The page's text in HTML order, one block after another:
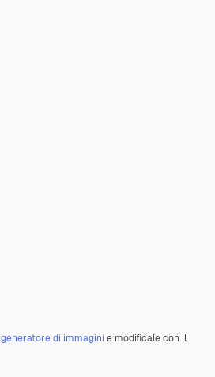
generatore di immagini e modificale con il